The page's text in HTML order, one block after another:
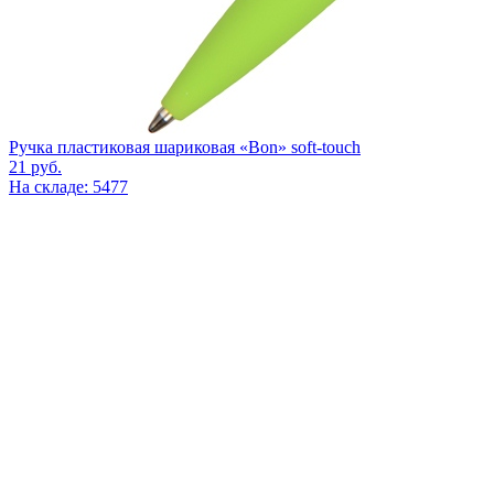
Ручка пластиковая шариковая «Bon» soft-touch
21 руб.
На складе: 5477